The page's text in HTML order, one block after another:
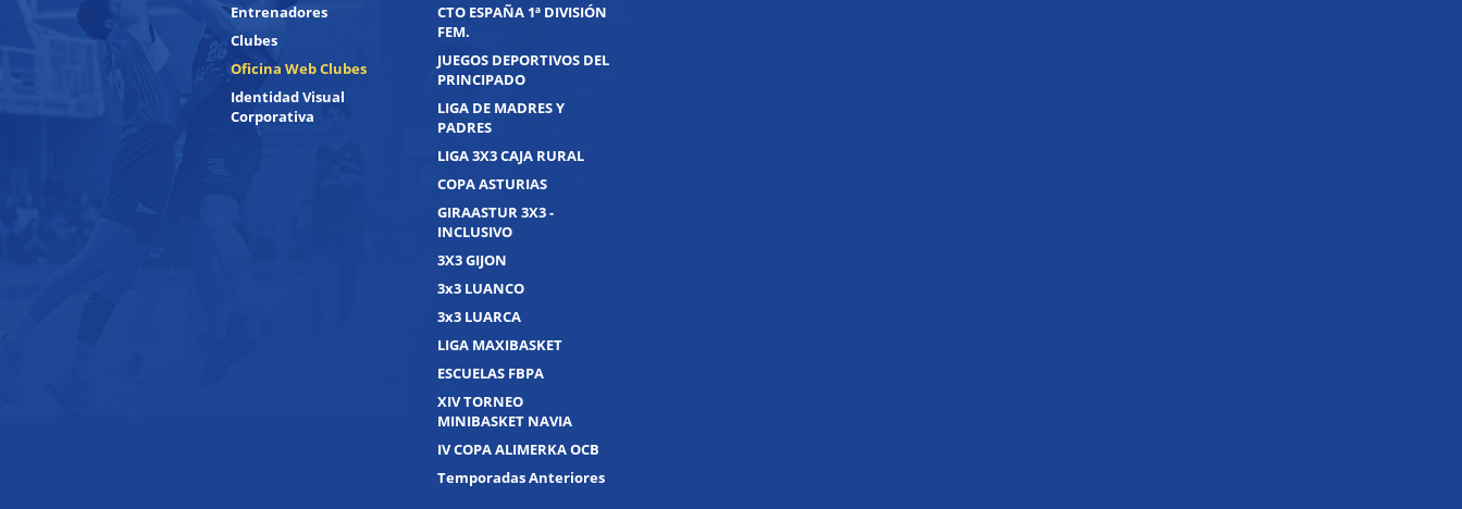
Entrenadores
Clubes
Oficina Web Clubes
Identidad Visual
Corporativa
CTO ESPAÑA 1ª DIVISIÓN
FEM.
JUEGOS DEPORTIVOS DEL
PRINCIPADO
LIGA DE MADRES Y
PADRES
LIGA 3X3 CAJA RURAL
COPA ASTURIAS
GIRAASTUR 3X3 -
INCLUSIVO
3X3 GIJON
3x3 LUANCO
3x3 LUARCA
LIGA MAXIBASKET
ESCUELAS FBPA
XIV TORNEO
MINIBASKET NAVIA
IV COPA ALIMERKA OCB
Temporadas Anteriores